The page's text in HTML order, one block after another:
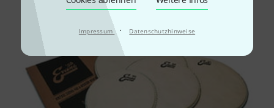
Impressum · Datenschutzhinweise